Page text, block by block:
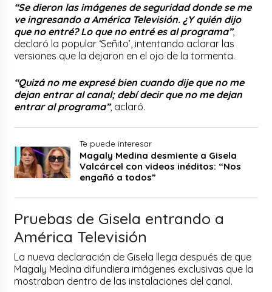
“Se dieron las imágenes de seguridad donde se me
ve ingresando a América Televisión. ¿Y quién dijo
que no entré? Lo que no entré es al programa”,
declaró la popular ‘Señito’, intentando aclarar las
versiones que la dejaron en el ojo de la tormenta.
“Quizá no me expresé bien cuando dije que no me
dejan entrar al canal; debí decir que no me dejan
entrar al programa”, aclaró.
Te puede interesar
Magaly Medina desmiente a Gisela
Valcárcel con videos inéditos: “Nos
engañó a todos”
Pruebas de Gisela entrando a
América Televisión
La nueva declaración de Gisela llega después de que
Magaly Medina difundiera imágenes exclusivas que la
mostraban dentro de las instalaciones del canal.